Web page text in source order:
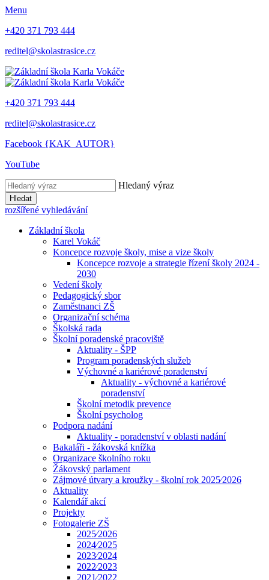
Menu
+420 371 793 444
reditel@skolastrasice.cz
+420 371 793 444
reditel@skolastrasice.cz
Facebook {KAK_AUTOR}
YouTube
Hledaný výraz
Hledat
rozšířené vyhledávání
Základní škola
Karel Vokáč
Koncepce rozvoje školy, mise a vize školy
Koncepce rozvoje a strategie řízení školy 2024 -
2030
Vedení školy
Pedagogický sbor
Zaměstnanci ZŠ
Organizační schéma
Školská rada
Školní poradenské pracoviště
Aktuality - ŠPP
Program poradenských služeb
Výchovné a kariérové poradenství
Aktuality - výchovné a kariérové
poradenství
Školní metodik prevence
Školní psycholog
Podpora nadání
Aktuality - poradenství v oblasti nadání
Bakaláři - žákovská knížka
Organizace školního roku
Žákovský parlament
Zájmové útvary a kroužky - školní rok 2025⁄2026
Aktuality
Kalendář akcí
Projekty
Fotogalerie ZŠ
2025⁄2026
2024⁄2025
2023⁄2024
2022⁄2023
2021⁄2022